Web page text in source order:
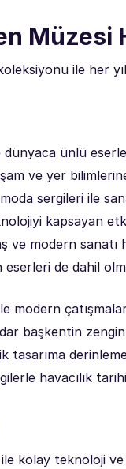
Müzesi
ile her
ünlü
ve yer
sergileri ile
kapsayan
modern sanatı
de dahil
modern
başkentin
tasarıma
havacılık
kolay teknoloji